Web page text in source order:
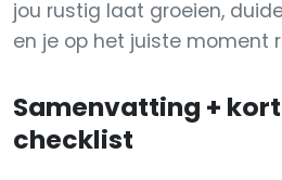
jou rustig laat groeien,
en je op het juiste moment
Samenvatting +
checklist